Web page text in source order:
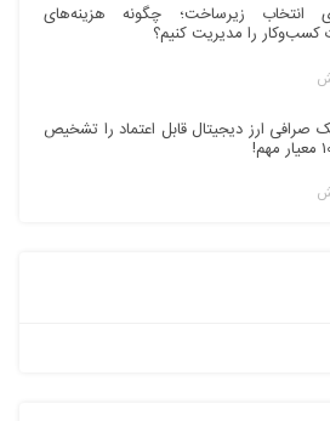
انتخاب زیرساخت؛ چگونه هزینه‌های
کسب‌وکار را مدیریت کنیم؟
صرافی ارز دیجیتال قابل اعتماد را تشخیص